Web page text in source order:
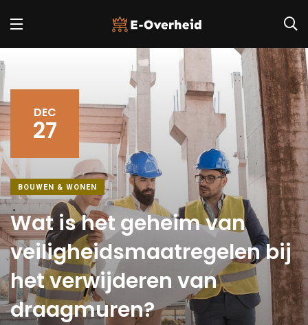
DEC
27
BOUWEN & WONEN
Wat is het geheim van
veiligheidsmaatregelen bij
het verwijderen van
draagmuren?